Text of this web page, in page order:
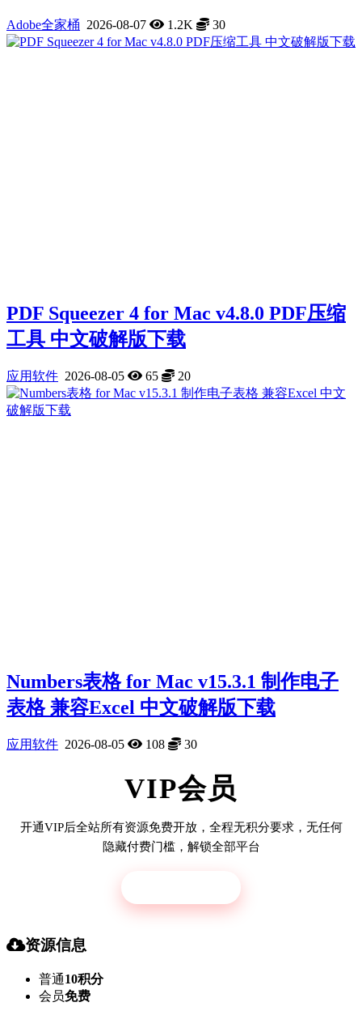
Adobe全家桶 2026-08-07 1.2K 30
PDF Squeezer 4 for Mac v4.8.0 PDF压缩
工具 中文破解版下载
应用软件 2026-08-05 65 20
Numbers表格 for Mac v15.3.1 制作电子
表格 兼容Excel 中文破解版下载
应用软件 2026-08-05 108 30
VIP会员
开通VIP后全站所有资源免费开放，全程无积分要求，无任何
隐藏付费门槛，解锁全部平台
资源信息
普通10积分
会员免费